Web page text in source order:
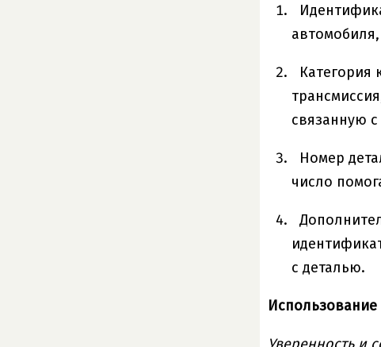
Категория
связанную
Номер
число
с деталью.